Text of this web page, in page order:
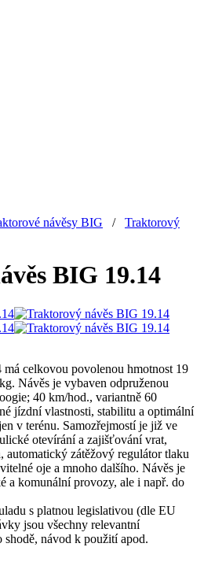
návěsy BIG / Traktorový
BIG 19.14
celkovou povolenou hmotnost 19
Návěs je vybaven odpruženou
40 km/hod., variantně 60
jízdní vlastnosti, stabilitu a optimální
v terénu. Samozřejmostí je již ve
otevírání a zajišťování vrat,
automatický zátěžový regulátor tlaku
oje a mnoho dalšího. Návěs je
a komunální provozy, ale i např. do
s platnou legislativou (dle EU
jsou všechny relevantní
návod k použití apod.